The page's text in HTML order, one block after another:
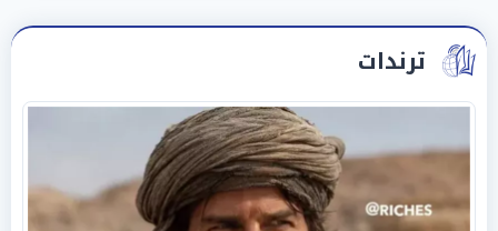
ترندات